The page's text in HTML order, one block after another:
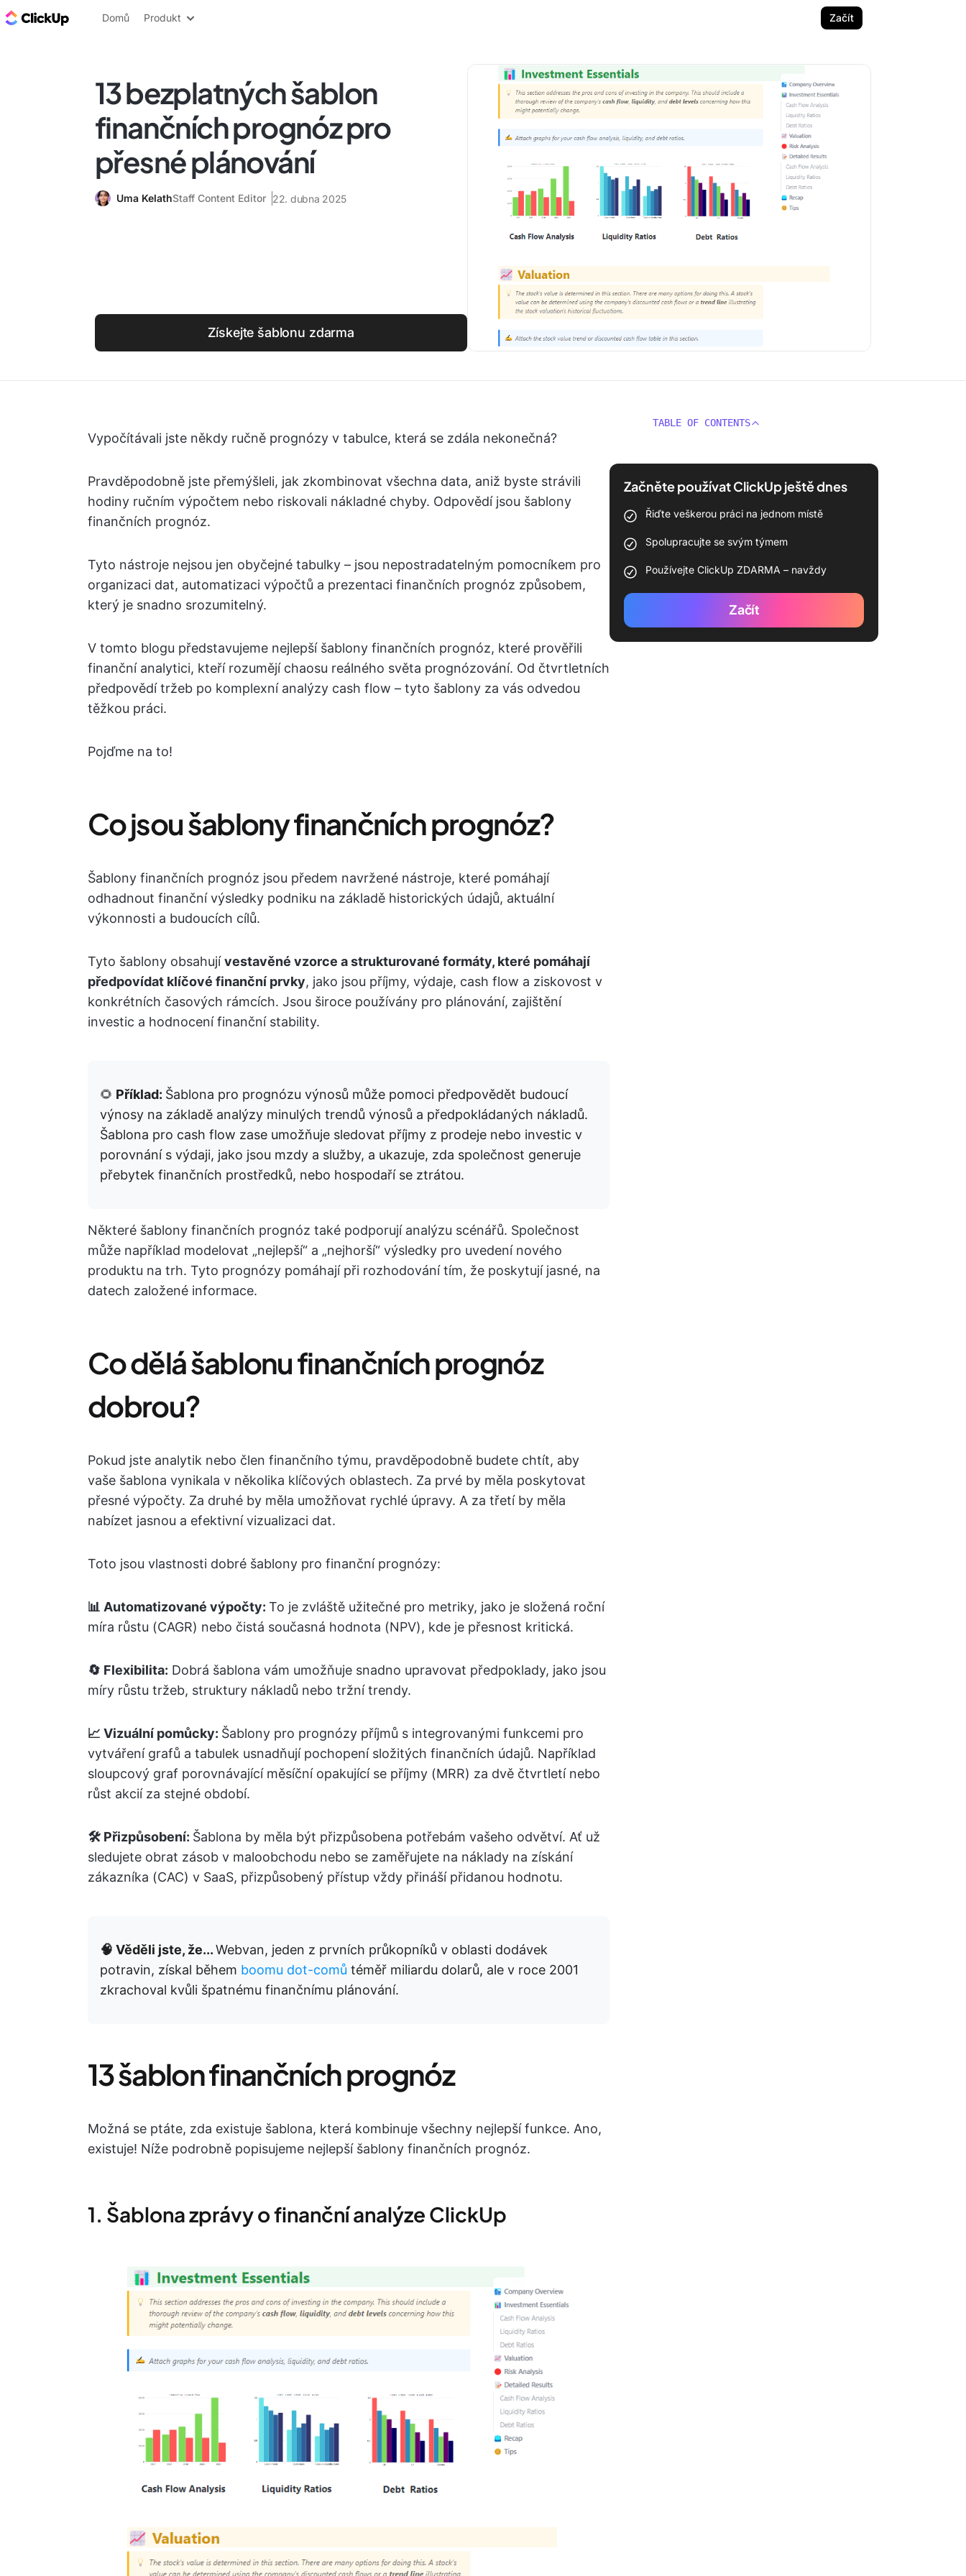
ClickUp blog
Domů Produkt Začít
13 bezplatných šablon
finančních prognóz pro
přesné plánování
Uma KelathStaff Content Editor 22. dubna 2025
Získejte šablonu zdarma
Vypočítávali jste někdy ručně prognózy v tabulce, která se zdála nekonečná?
Pravděpodobně jste přemýšleli, jak zkombinovat všechna data, aniž byste strávili
hodiny ručním výpočtem nebo riskovali nákladné chyby. Odpovědí jsou šablony
finančních prognóz.
Tyto nástroje nejsou jen obyčejné tabulky – jsou nepostradatelným pomocníkem pro
organizaci dat, automatizaci výpočtů a prezentaci finančních prognóz způsobem,
který je snadno srozumitelný.
V tomto blogu představujeme nejlepší šablony finančních prognóz, které prověřili
finanční analytici, kteří rozumějí chaosu reálného světa prognózování. Od čtvrtletních
předpovědí tržeb po komplexní analýzy cash flow – tyto šablony za vás odvedou
těžkou práci.
Pojďme na to!
Co jsou šablony finančních prognóz?
Šablony finančních prognóz jsou předem navržené nástroje, které pomáhají
odhadnout finanční výsledky podniku na základě historických údajů, aktuální
výkonnosti a budoucích cílů.
Tyto šablony obsahujívestavěné vzorce a strukturované formáty, které pomáhají
předpovídat klíčové finanční prvky, jako jsou příjmy, výdaje, cash flow a ziskovost v
konkrétních časových rámcích. Jsou široce používány pro plánování, zajištění
investic a hodnocení finanční stability.
🌻 Příklad: Šablona pro prognózu výnosů může pomoci předpovědět budoucí
výnosy na základě analýzy minulých trendů výnosů a předpokládaných nákladů.
Šablona pro cash flow zase umožňuje sledovat příjmy z prodeje nebo investic v
porovnání s výdaji, jako jsou mzdy a služby, a ukazuje, zda společnost generuje
přebytek finančních prostředků, nebo hospodaří se ztrátou.
Některé šablony finančních prognóz také podporují analýzu scénářů. Společnost
může například modelovat „nejlepší“ a „nejhorší“ výsledky pro uvedení nového
produktu na trh. Tyto prognózy pomáhají při rozhodování tím, že poskytují jasné, na
datech založené informace.
Co dělá šablonu finančních prognóz
dobrou?
Pokud jste analytik nebo člen finančního týmu, pravděpodobně budete chtít, aby
vaše šablona vynikala v několika klíčových oblastech. Za prvé by měla poskytovat
přesné výpočty. Za druhé by měla umožňovat rychlé úpravy. A za třetí by měla
nabízet jasnou a efektivní vizualizaci dat.
Toto jsou vlastnosti dobré šablony pro finanční prognózy:
📊 Automatizované výpočty: To je zvláště užitečné pro metriky, jako je složená roční
míra růstu (CAGR) nebo čistá současná hodnota (NPV), kde je přesnost kritická.
🔄 Flexibilita: Dobrá šablona vám umožňuje snadno upravovat předpoklady, jako jsou
míry růstu tržeb, struktury nákladů nebo tržní trendy.
📈 Vizuální pomůcky: Šablony pro prognózy příjmů s integrovanými funkcemi pro
vytváření grafů a tabulek usnadňují pochopení složitých finančních údajů. Například
sloupcový graf porovnávající měsíční opakující se příjmy (MRR) za dvě čtvrtletí nebo
růst akcií za stejné období.
🛠️ Přizpůsobení: Šablona by měla být přizpůsobena potřebám vašeho odvětví. Ať už
sledujete obrat zásob v maloobchodu nebo se zaměřujete na náklady na získání
zákazníka (CAC) v SaaS, přizpůsobený přístup vždy přináší přidanou hodnotu.
🧠 Věděli jste, že...Webvan, jeden z prvních průkopníků v oblasti dodávek
potravin, získal během boomu dot-comů téměř miliardu dolarů, ale v roce 2001
zkrachoval kvůli špatnému finančnímu plánování.
13 šablon finančních prognóz
Možná se ptáte, zda existuje šablona, která kombinuje všechny nejlepší funkce. Ano,
existuje! Níže podrobně popisujeme nejlepší šablony finančních prognóz.
1. Šablona zprávy o finanční analýze ClickUp
TABLE OF CONTENTS
Začněte používat ClickUp ještě dnes
Řiďte veškerou práci na jednom místě
Spolupracujte se svým týmem
Používejte ClickUp ZDARMA – navždy
Začít